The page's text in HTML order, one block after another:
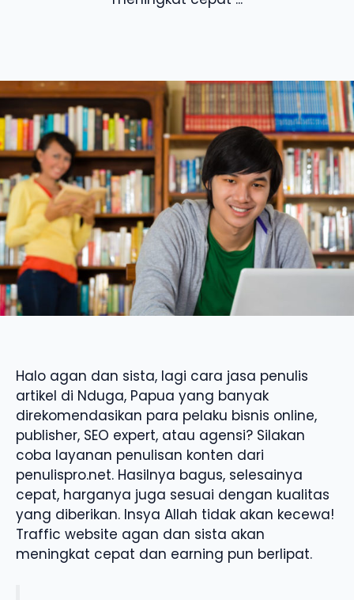
Halo agan dan sista, lagi cara jasa penulis
artikel di Nduga, Papua yang banyak
direkomendasikan para pelaku bisnis online,
publisher, SEO expert, atau agensi? Silakan
coba layanan penulisan konten dari
penulispro.net. Hasilnya bagus, selesainya
cepat, harganya juga sesuai dengan kualitas
yang diberikan. Insya Allah tidak akan kecewa!
Traffic website agan dan sista akan
meningkat cepat dan earning pun berlipat.